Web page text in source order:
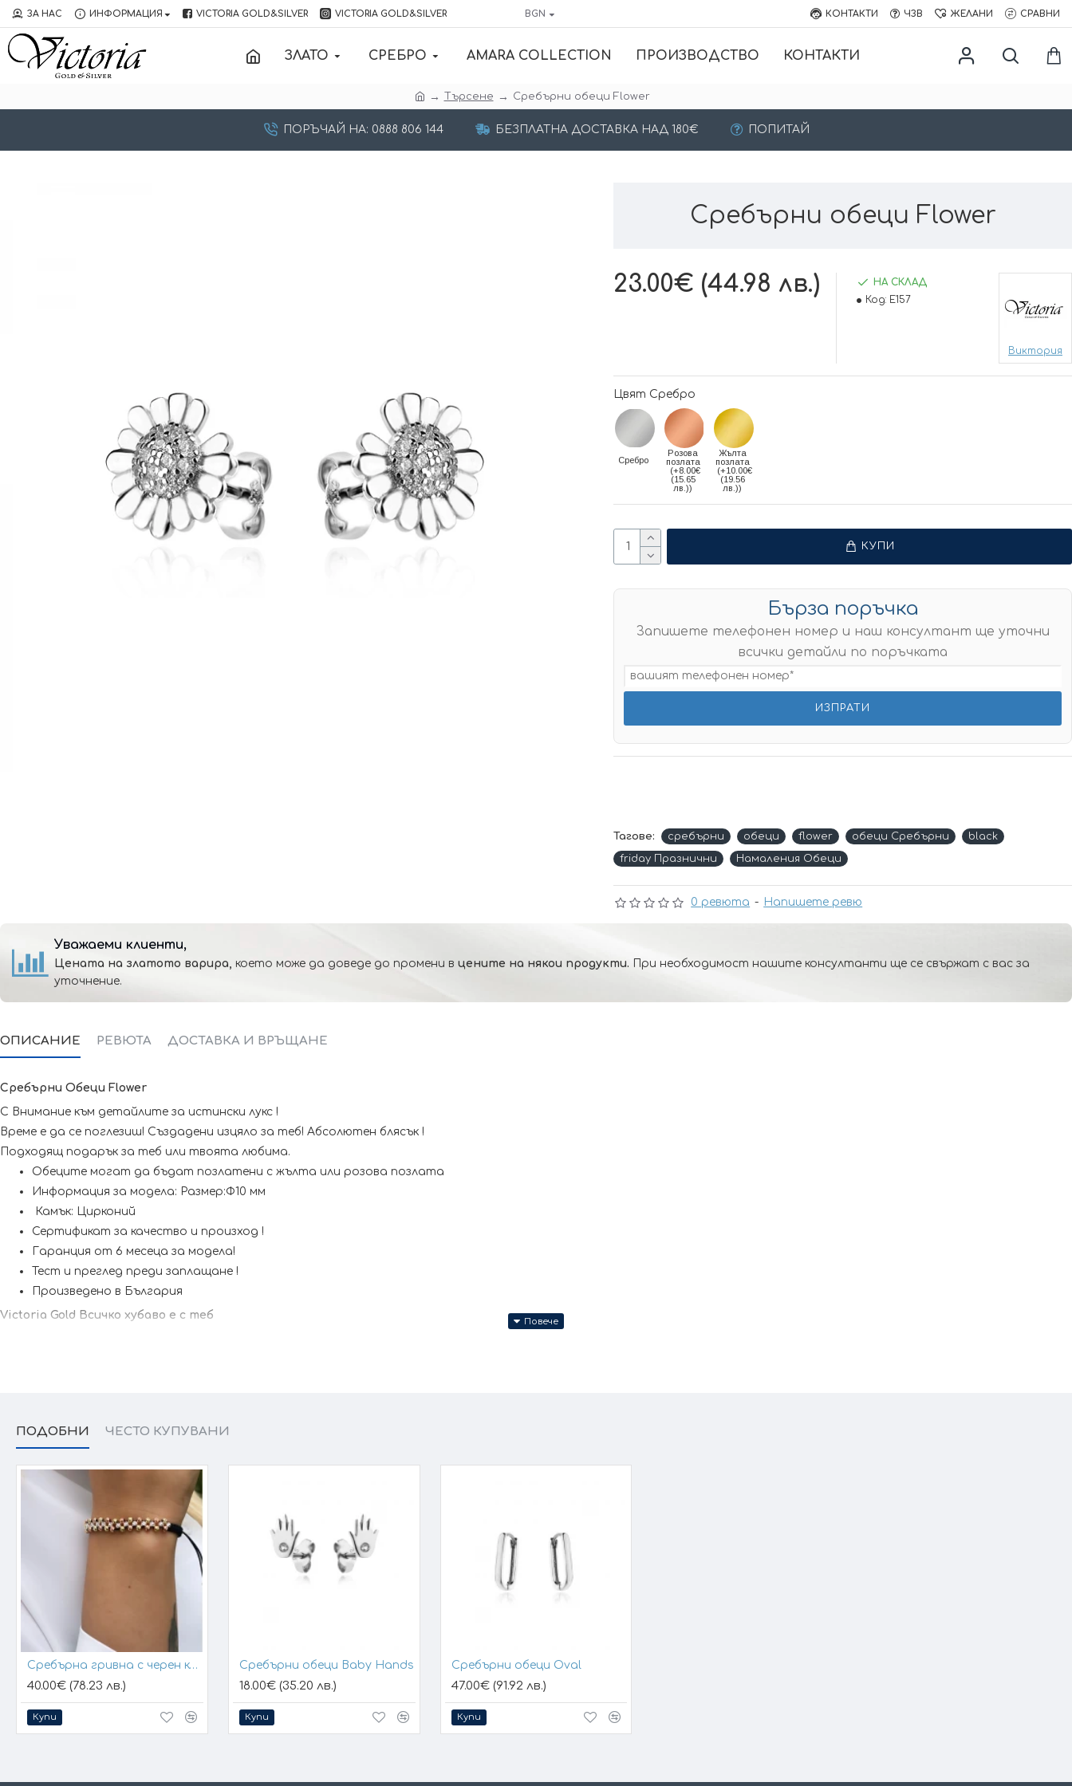
ЗА НАС ИНФОРМАЦИЯ VICTORIA GOLD&SILVER VICTORIA GOLD&SILVER BGN КОНТАКТИ ЧЗВ ЖЕЛАНИ СРАВНИ
ЗЛАТО СРЕБРО AMARA COLLECTION ПРОИЗВОДСТВО КОНТАКТИ
Търсене Сребърни обеци Flower
ПОРЪЧАЙ НА: 0888 806 144 БЕЗПЛАТНА ДОСТАВКА НАД 180€ ПОПИТАЙ
Сребърни обеци Flower
0 ревюта - Напишете ревю
23.00€ (44.98 лв.)
НА СКЛАД
Код: E157
Виктория
Цвят Сребро
Сребро
Розова
позлата
(+8.00€
(15.65
лв.))
Жълта
позлата
(+10.00€
(19.56
лв.))
КУПИ
Бърза поръчка
Запишете телефонен номер и наш консултант ще уточни
всички детайли по поръчката
Тагове: сребърни обеци flower обеци Сребърни
black
friday Празнични
Намаления Обеци
Уважаеми клиенти,
Цената на златото варира, което може да доведе до промени в цените на някои продукти. При необходимост нашите консултанти ще се свържат с вас за
уточнение.
ОПИСАНИЕ РЕВЮТА ДОСТАВКА И ВРЪЩАНЕ
Сребърни Обеци Flower
С Внимание към детайлите за истински лукс !
Време е да се поглезиш! Създадени изцяло за теб! Абсолютен блясък !
Подходящ подарък за теб или твоята любима.
Обеците могат да бъдат позлатени с жълта или розова позлата
Информация за модела: Размер:Ф10 мм
Камък: Цирконий
Сертификат за качество и произход !
Гаранция от 6 месеца за модела!
Тест и преглед преди заплащане !
Произведено в България
Victoria Gold Всичко хубаво е с теб
ПОДОБНИ ЧЕСТО КУПУВАНИ
Сребърна гривна с черен конец и позлатени топчета
40.00€ (78.23 лв.)
Купи
Сребърни обеци Baby Hands
18.00€ (35.20 лв.)
Купи
Сребърни обеци Oval
47.00€ (91.92 лв.)
Купи